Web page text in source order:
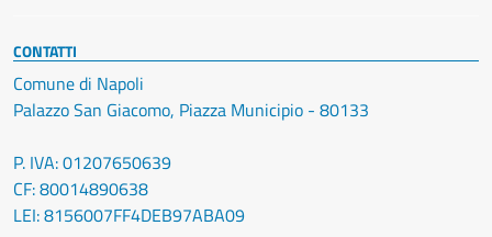
CONTATTI
Comune di Napoli
Palazzo San Giacomo, Piazza Municipio - 80133
P. IVA: 01207650639
CF: 80014890638
LEI: 8156007FF4DEB97ABA09